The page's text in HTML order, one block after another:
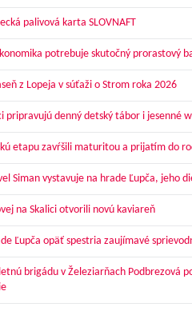
palivová karta SLOVNAFT
potrebuje skutočný prorastový
z Lopeja v súťaži o Strom roka 2026
pripravujú denný detský tábor i jesenné
etapu zavŕšili maturitou a prijatím do
Siman vystavuje na hrade Ľupča, jeho
na Skalici otvorili novú kaviareň
Ľupča opäť spestria zaujímavé
brigádu v Železiarňach Podbrezová